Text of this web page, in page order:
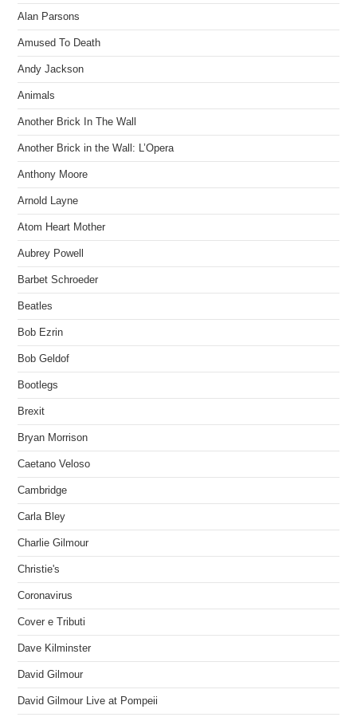
Alan Parsons
Amused To Death
Andy Jackson
Animals
Another Brick In The Wall
Another Brick in the Wall: L’Opera
Anthony Moore
Arnold Layne
Atom Heart Mother
Aubrey Powell
Barbet Schroeder
Beatles
Bob Ezrin
Bob Geldof
Bootlegs
Brexit
Bryan Morrison
Caetano Veloso
Cambridge
Carla Bley
Charlie Gilmour
Christie's
Coronavirus
Cover e Tributi
Dave Kilminster
David Gilmour
David Gilmour Live at Pompeii